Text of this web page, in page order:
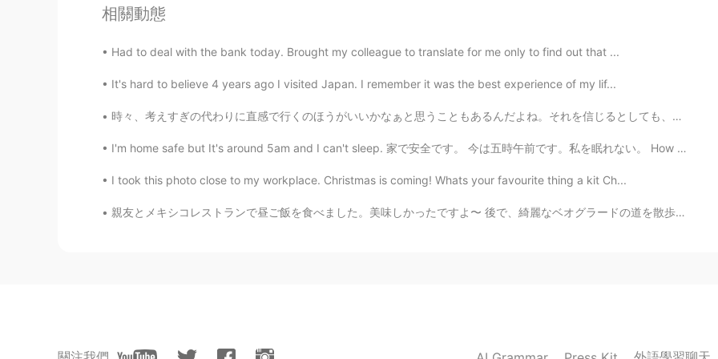
JP
相關動態
Had to deal with the bank today. Brought my colleague to translate for me only to find out that ...
It's hard to believe 4 years ago I visited Japan. I remember it was the best experience of my lif...
時々、考えすぎの代わりに直感で行くのほうがいいかなぁと思うこともあるんだよね。それを信じるとしても、とにかく私は考え過ぎがち人なんだ。楽に生きていたいっていうか心配しないでしたいことをしたい。渋...
I'm home safe but It's around 5am and I can't sleep. 家で安全です。 今は五時午前です。私を眠れない。 How do you say "Je...
I took this photo close to my workplace. Christmas is coming! Whats your favourite thing a kit Ch...
親友とメキシコレストランで昼ご飯を食べました。美味しかったですよ〜 後で、綺麗なベオグラードの道を散歩をしました。空はとても美しかったから、写真をとりました。ピンクの空~ メキシコ食べ物は随分美...